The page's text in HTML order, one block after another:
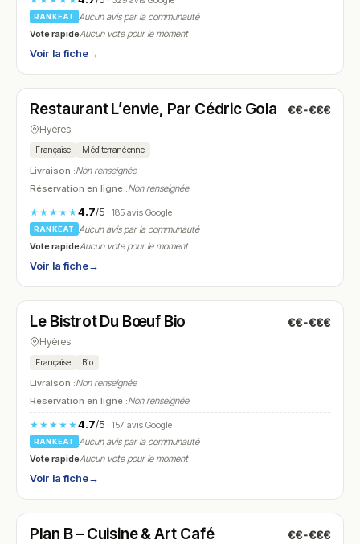
RANKEAT
Aucun avis par la communauté
Vote rapideAucun vote pour le moment
Voir la fiche→
N° 24
Restaurant L’envie, Par Cédric Gola €€-€€€
Hyères
Française Méditerranéenne
Livraison :Non renseignée
Réservation en ligne :Non renseignée
★★★★★4.7/5· 185 avis Google
RANKEAT
Aucun avis par la communauté
Vote rapideAucun vote pour le moment
Voir la fiche→
N° 25
Le Bistrot Du Bœuf Bio €€-€€€
Hyères
Française Bio
Livraison :Non renseignée
Réservation en ligne :Non renseignée
★★★★★4.7/5· 157 avis Google
RANKEAT
Aucun avis par la communauté
Vote rapideAucun vote pour le moment
Voir la fiche→
N° 26
Plan B – Cuisine & Art Café €€-€€€